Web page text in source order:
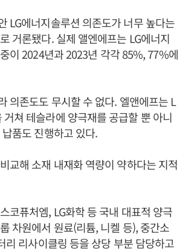
LG에너지솔루션 의존도가 너무 높다는
거론됐다. 실제 앨엔에프는 LG에너지
이 2024년과 2023년 각각 85%, 77%에
의존도도 무시할 수 없다. 엘앤에프는 L
거쳐 테슬라에 양극재를 공급할 뿐 아니
품도 진행하고 있다.
교해 소재 내재화 역량이 약하다는 지적
코퓨처엠, LG화학 등 국내 대표적 양극
차원에서 원료(리튬, 니켈 등), 중간소
리 리사이클링 등을 상당 부분 담당하고